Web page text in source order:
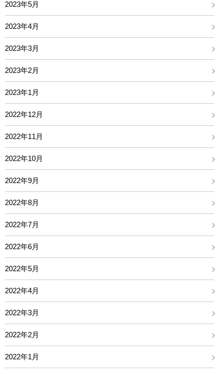
2023年5月
2023年4月
2023年3月
2023年2月
2023年1月
2022年12月
2022年11月
2022年10月
2022年9月
2022年8月
2022年7月
2022年6月
2022年5月
2022年4月
2022年3月
2022年2月
2022年1月